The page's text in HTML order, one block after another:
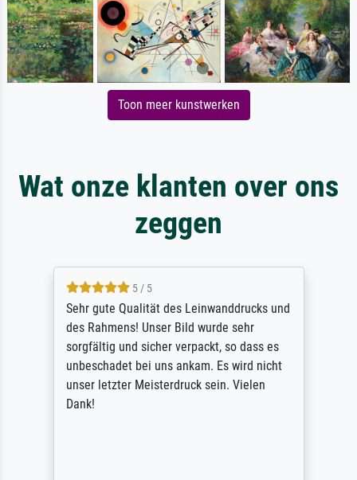
Toon meer kunstwerken
Wat onze klanten over ons
zeggen
5 / 5
Sehr gute Qualität des Leinwanddrucks und
des Rahmens! Unser Bild wurde sehr
sorgfältig und sicher verpackt, so dass es
unbeschadet bei uns ankam. Es wird nicht
unser letzter Meisterdruck sein. Vielen
Dank!